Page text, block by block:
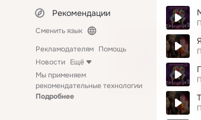
Рекомендации
Сменить язык
Рекламодателям Помощь
Новости Ещё
Мы применяем
рекомендательные технологии
Подробнее